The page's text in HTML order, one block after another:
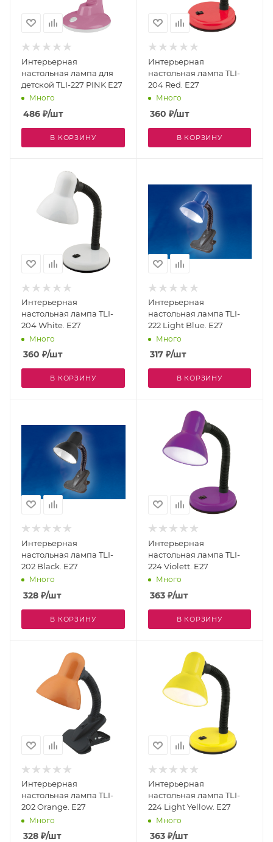
Интерьерная
настольная лампа для
детской TLI-227 PINK E27
Много
486 ₽/шт
В КОРЗИНУ
Интерьерная
настольная лампа TLI-
204 Red. E27
Много
360 ₽/шт
В КОРЗИНУ
Интерьерная
настольная лампа TLI-
204 White. E27
Много
360 ₽/шт
В КОРЗИНУ
Интерьерная
настольная лампа TLI-
222 Light Blue. E27
Много
317₽/шт
В КОРЗИНУ
Интерьерная
настольная лампа TLI-
202 Black. E27
Много
328 ₽/шт
В КОРЗИНУ
Интерьерная
настольная лампа TLI-
224 Violett. E27
Много
363₽/шт
В КОРЗИНУ
Интерьерная
настольная лампа TLI-
202 Orange. E27
Много
328 ₽/шт
Интерьерная
настольная лампа TLI-
224 Light Yellow. E27
Много
363₽/шт